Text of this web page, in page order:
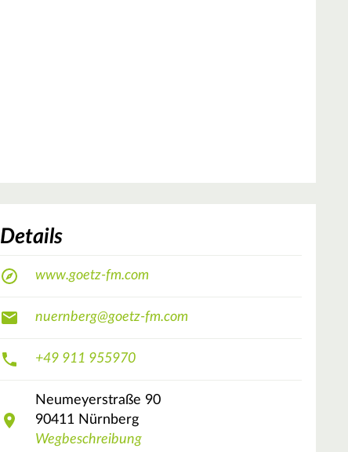
Details
www.goetz-fm.com
nuernberg@goetz-fm.com
+49 911 955970
Neumeyerstraße 90
90411 Nürnberg
Wegbeschreibung